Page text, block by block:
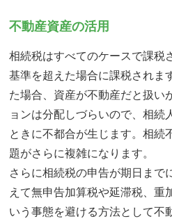
不動産資産の活用
相続税はすべてのケースで課税
基準を超えた場合に課税されま
た場合、資産が不動産だと扱い
ョンは分配しづらいので、相続
ときに不都合が生じます。相続
題がさらに複雑になります。
さらに相続税の申告が期日まで
えて無申告加算税や延滞税、重
いう事態を避ける方法として不